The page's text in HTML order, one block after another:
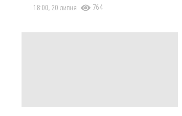
18:00, 20 липня 764